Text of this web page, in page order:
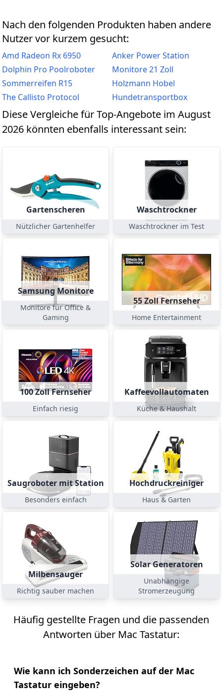
Nach den folgenden Produkten haben andere
Nutzer vor kurzem gesucht:
Amd Radeon Rx 6950
Anker Power Station
Dolphin Pro Poolroboter
Monitore 21 Zoll
Sommerreifen R15
Holzmann Hobel
The Callisto Protocol
Hundetransportbox
Diese Vergleiche für Top-Angebote im August
2026 könnten ebenfalls interessant sein:
Gartenscheren
Nützlicher Gartenhelfer
Waschtrockner
Waschtrockner im Test
Samsung Monitore
Monitore für Office &
Gaming
55 Zoll Fernseher
Home Entertainment
100 Zoll Fernseher
Einfach riesig
Kaffeevollautomaten
Küche & Haushalt
Saugroboter mit Station
Besonders einfach
Hochdruckreiniger
Haus & Garten
Milbensauger
Richtig sauber machen
Solar Generatoren
Unabhängige
Stromerzeugung
Häufig gestellte Fragen und die passenden
Antworten über Mac Tastatur:
Wie kann ich Sonderzeichen auf der Mac
Tastatur eingeben?